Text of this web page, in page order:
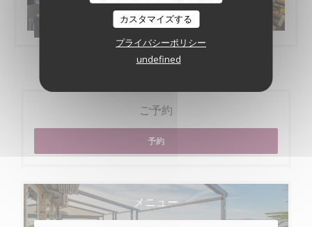
カスタマイズする
プライバシーポリシー
undefined
ご予約
予約
メニュー